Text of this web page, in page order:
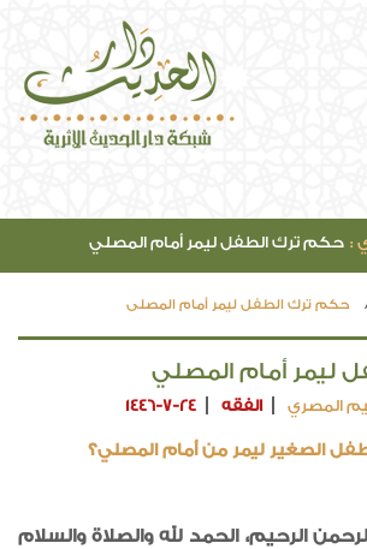
: حكم ترك الطفل ليمر أمام المصلي
حكم ترك الطفل ليمر أمام المصلي
ليمر أمام المصلي
المصري الفقه 1446-7-24
الصغير ليمر من أمام المصلي؟
الرحيم، الحمد لله والصلاة والسلام